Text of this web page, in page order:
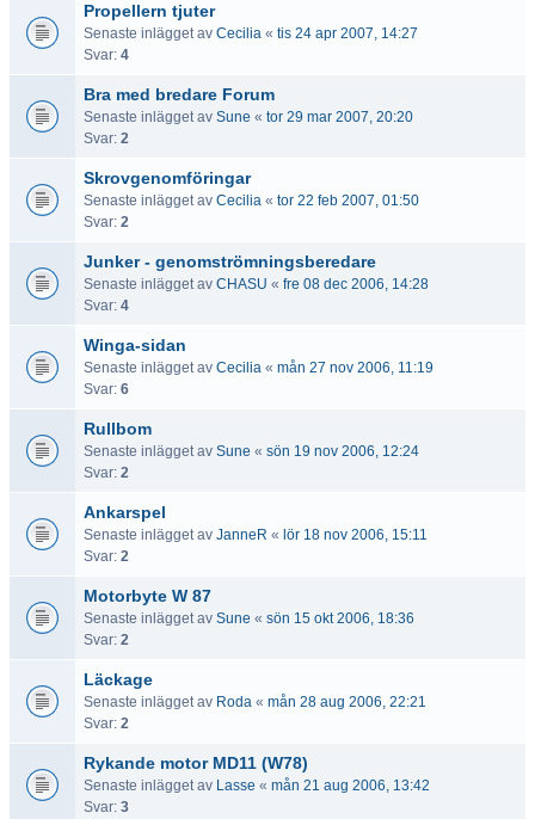
Propellern tjuter
Senaste inlägget av Cecilia « tis 24 apr 2007, 14:27
Svar: 4
Bra med bredare Forum
Senaste inlägget av Sune « tor 29 mar 2007, 20:20
Svar: 2
Skrovgenomföringar
Senaste inlägget av Cecilia « tor 22 feb 2007, 01:50
Svar: 2
Junker - genomströmningsberedare
Senaste inlägget av CHASU « fre 08 dec 2006, 14:28
Svar: 4
Winga-sidan
Senaste inlägget av Cecilia « mån 27 nov 2006, 11:19
Svar: 6
Rullbom
Senaste inlägget av Sune « sön 19 nov 2006, 12:24
Svar: 2
Ankarspel
Senaste inlägget av JanneR « lör 18 nov 2006, 15:11
Svar: 2
Motorbyte W 87
Senaste inlägget av Sune « sön 15 okt 2006, 18:36
Svar: 2
Läckage
Senaste inlägget av Roda « mån 28 aug 2006, 22:21
Svar: 2
Rykande motor MD11 (W78)
Senaste inlägget av Lasse « mån 21 aug 2006, 13:42
Svar: 3